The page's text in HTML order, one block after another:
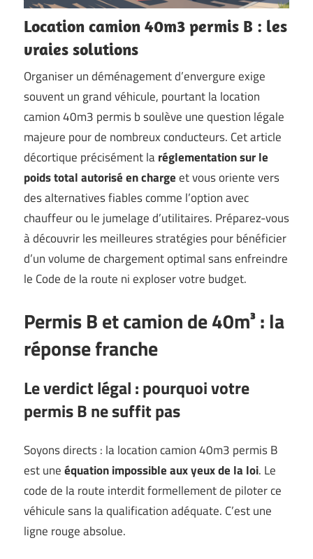
Location camion 40m3 permis B : les
vraies solutions
Organiser un déménagement d’envergure exige
souvent un grand véhicule, pourtant la location
camion 40m3 permis b soulève une question légale
majeure pour de nombreux conducteurs. Cet article
décortique précisément laréglementation sur le
poids total autorisé en chargeet vous oriente vers
des alternatives fiables comme l’option avec
chauffeur ou le jumelage d’utilitaires. Préparez-vous
à découvrir les meilleures stratégies pour bénéficier
d’un volume de chargement optimal sans enfreindre
le Code de la route ni exploser votre budget.
Permis B et camion de 40m³ : la
réponse franche
Le verdict légal : pourquoi votre
permis B ne suffit pas
Soyons directs : la location camion 40m3 permis B
est uneéquation impossible aux yeux de la loi. Le
code de la route interdit formellement de piloter ce
véhicule sans la qualification adéquate. C’est une
ligne rouge absolue.